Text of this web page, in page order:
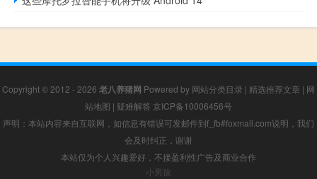
Copyright © 2012 - 2026 老八养猪网 Powered by 网站分类目录 | 精选推荐文章 | 网
站地图 | 疑难解答 京ICP备10006456号
声明：本站内容来自互联网，如信息有错误可发邮件到f_fb#foxmail.com说明，我们
会及时纠正，谢谢
本站仅为个人兴趣爱好，不接盈利性广告及商业合作
小男孩